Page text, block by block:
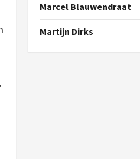
Marcel Blauwendraat
Martijn Dirks